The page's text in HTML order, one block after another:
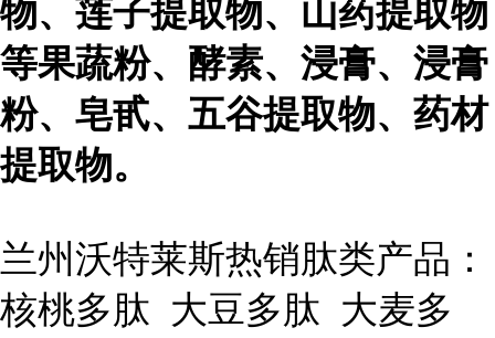
物、莲子提取物、山药提取物
等果蔬粉、酵素、浸膏、浸膏
粉、皂甙、五谷提取物、药材
提取物。
兰州沃特莱斯热销肽类产品：
核桃多肽 大豆多肽 大麦多